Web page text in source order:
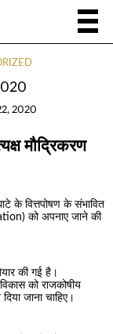
2020
मौद्रिकरण
के वित्तपोषण के संभावित
को अपनाए जाने की
की गई है।
को राजकोषीय
जाना चाहिए।